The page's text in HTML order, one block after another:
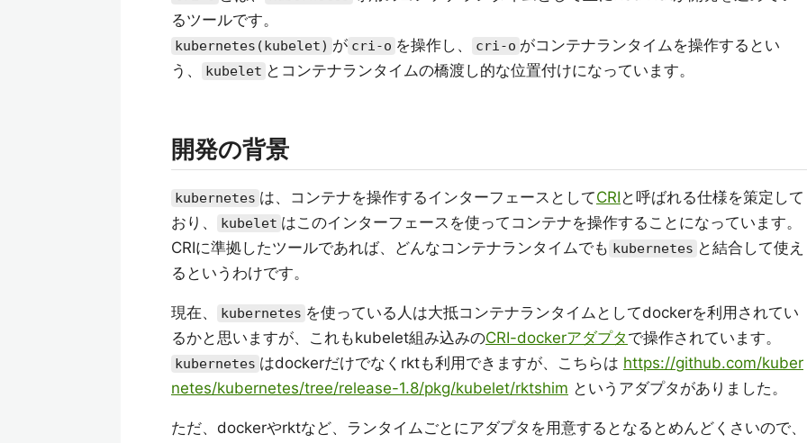
るツールです。
kubernetes(kubelet) が cri-o を操作し、 cri-o がコンテナランタイムを操作するとい
う、
kubelet とコンテナランタイムの橋渡し的な位置付けになっています。
開発の背景
kubernetes は、コンテナを操作するインターフェースとしてCRI と呼ばれる仕様を策定して
おり、
kubelet はこのインターフェースを使ってコンテナを操作することになっています。
CRIに準拠したツールであれば、どんなコンテナランタイムでも kubernetes と結合して使え
るというわけです。
現在、 kubernetes を使っている人は大抵コンテナランタイムとしてdockerを利用されてい
るかと思いますが、これもkubelet組み込みのCRI-dockerアダプタ で操作されています。
kubernetes はdockerだけでなくrktも利用できますが、こちらは https://github.com/kuber
netes/kubernetes/tree/release-1.8/pkg/kubelet/rktshim というアダプタがありました。
ただ、dockerやrktなど、ランタイムごとにアダプタを用意するとなるとめんどくさいので、